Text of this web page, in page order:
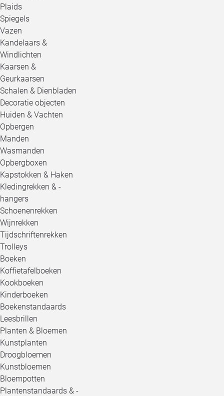
Plaids
Spiegels
Vazen
Kandelaars &
Windlichten
Kaarsen &
Geurkaarsen
Schalen & Dienbladen
Decoratie objecten
Huiden & Vachten
Opbergen
Manden
Wasmanden
Opbergboxen
Kapstokken & Haken
Kledingrekken & -
hangers
Schoenenrekken
Wijnrekken
Tijdschriftenrekken
Trolleys
Boeken
Koffietafelboeken
Kookboeken
Kinderboeken
Boekenstandaards
Leesbrillen
Planten & Bloemen
Kunstplanten
Droogbloemen
Kunstbloemen
Bloempotten
Plantenstandaards & -